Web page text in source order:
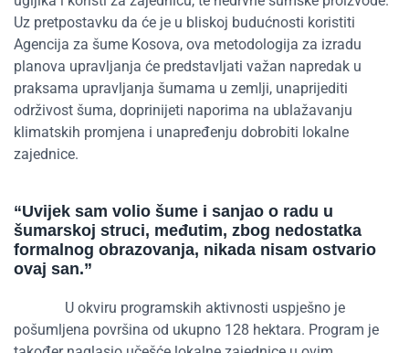
Uz pretpostavku da će je u bliskoj budućnosti koristiti
Agencija za šume Kosova, ova metodologija za izradu
planova upravljanja će predstavljati važan napredak u
praksama upravljanja šumama u zemlji, unaprijediti
održivost šuma, doprinijeti naporima na ublažavanju
klimatskih promjena i unapređenju dobrobiti lokalne
zajednice.
“Uvijek sam volio šume i sanjao o radu u
šumarskoj struci, međutim, zbog nedostatka
formalnog obrazovanja, nikada nisam ostvario
ovaj san.”
U okviru programskih aktivnosti uspješno je
pošumljena površina od ukupno 128 hektara. Program je